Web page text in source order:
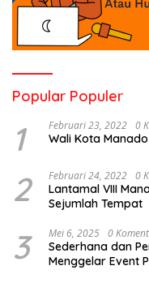
Popular Populer
1 Februari 23, 2022 0
Wali Kota
2 Februari 24, 2022 0
Lantamal VIII
Sejumlah Tempat
3 Mei 6, 2025 0
Sederhana dan
Menggelar Event